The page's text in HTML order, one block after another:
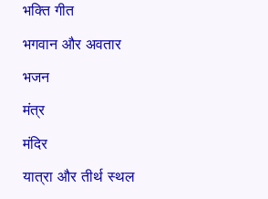
भक्ति गीत
भगवान और अवतार
भजन
मंत्र
मंदिर
यात्रा और तीर्थ स्थल